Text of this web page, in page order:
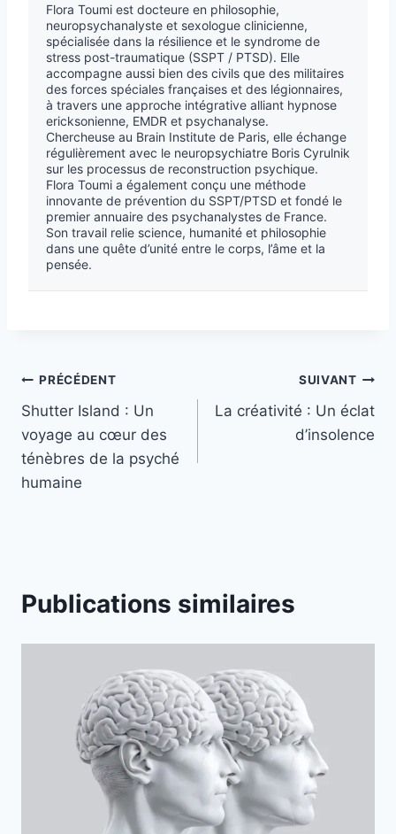
Flora Toumi est docteure en philosophie,
neuropsychanalyste et sexologue clinicienne,
spécialisée dans la résilience et le syndrome de
stress post-traumatique (SSPT / PTSD). Elle
accompagne aussi bien des civils que des militaires
des forces spéciales françaises et des légionnaires,
à travers une approche intégrative alliant hypnose
ericksonienne, EMDR et psychanalyse.
Chercheuse au Brain Institute de Paris, elle échange
régulièrement avec le neuropsychiatre Boris Cyrulnik
sur les processus de reconstruction psychique.
Flora Toumi a également conçu une méthode
innovante de prévention du SSPT/PTSD et fondé le
premier annuaire des psychanalystes de France.
Son travail relie science, humanité et philosophie
dans une quête d’unité entre le corps, l’âme et la
pensée.
PRÉCÉDENT
Shutter Island : Un
voyage au cœur des
ténèbres de la psyché
humaine
SUIVANT
La créativité : Un éclat
d’insolence
Publications similaires